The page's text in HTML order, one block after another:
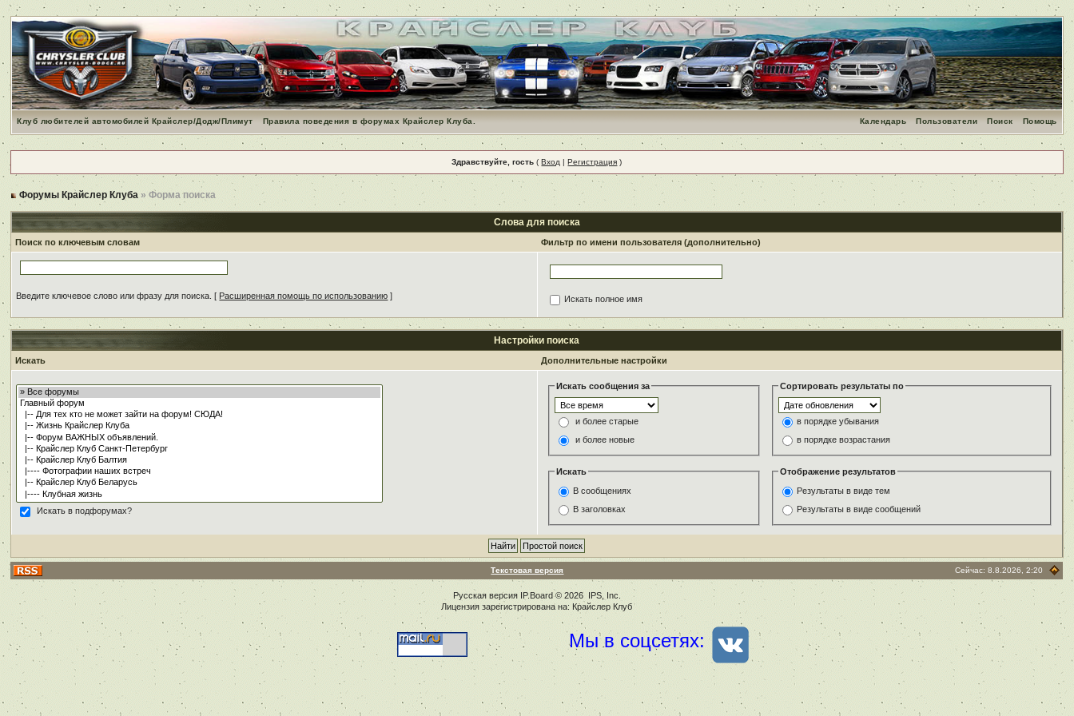
Клуб любителей автомобилей Крайслер/Додж/Плимут Правила поведения в форумах Крайслер Клуба. Помощь
Поиск
Пользователи
Календарь
Здравствуйте, гость (Вход |Регистрация )
Форумы Крайслер Клуба » Форма поиска
Слова для поиска
Поиск по ключевым словам Фильтр по имени пользователя (дополнительно)
Введите ключевое слово или фразу для поиска. [ Расширенная помощь по использованию ] Искать полное имя
Настройки поиска
Искать Дополнительные настройки
Искать в подфорумах?
Искать сообщения за
и более старые
и более новые
Сортировать результаты по
в порядке убывания
в порядке возрастания
Искать
В сообщениях
В заголовках
Отображение результатов
Результаты в виде тем
Результаты в виде сообщений
Текстовая версия Сейчас: 8.8.2026, 2:20
Русская версия IP.Board© 2026 IPS, Inc
Лицензия зарегистрирована на: Крайслер Клуб
Мы в соцсетях: